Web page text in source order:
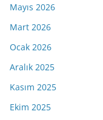
Mayıs 2026
Mart 2026
Ocak 2026
Aralık 2025
Kasım 2025
Ekim 2025